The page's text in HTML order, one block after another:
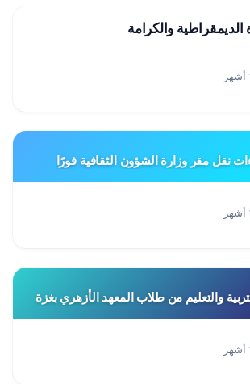
والكرامة
نقل مقر وزارة الشؤون الثقافية فورًا
والتعليم من طلاب المعهد الأزهري بغزة